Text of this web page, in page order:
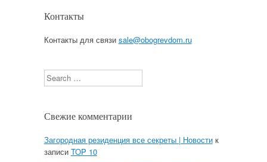
Контакты
Контакты для связи sale@obogrevdom.ru
Search
Свежие комментарии
Загородная резиденция все секреты | Новостик
записи TOP 10